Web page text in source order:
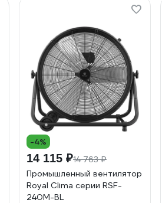
-4%
14 115 ₽14 763 ₽
Промышленный вентилятор
Royal Clima серии RSF-
240M-BL